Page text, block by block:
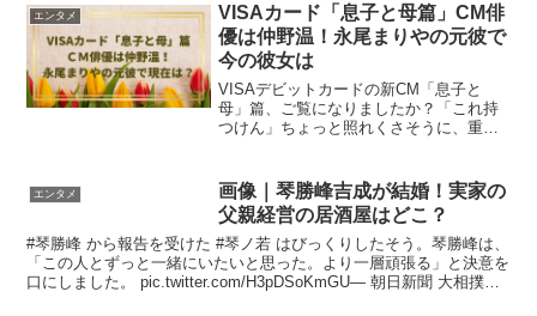
エンタメ
VISAカード「息子と母篇」CM俳
優は仲野温！永尾まりやの元彼で
今の彼女は
VISAデビットカードの新CM「息子と
母」篇、ご覧になりましたか？「これ持
つけん」ちょっと照れくさそうに、重い
ろ？」と母の好きな食べ物をさりげなく
覚えていてくれる…とっても...
エンタメ
画像｜琴勝峰吉成が結婚！実家の
父親経営の居酒屋はどこ？
#琴勝峰 から報告を受けた #琴ノ若 はびっくりしたそう。琴勝峰は、
「この人とずっと一緒にいたいと思った。より一層頑張る」と決意を
口にしました。 pic.twitter.com/H3pDSoKmGU— 朝日新聞 大相撲担